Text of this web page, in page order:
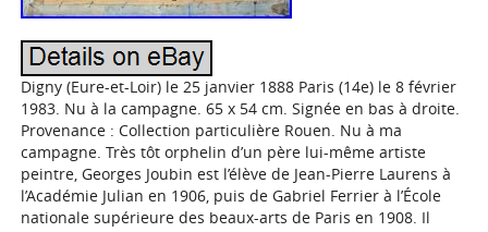
Digny (Eure-et-Loir) le 25 janvier 1888 Paris (14e) le 8 février
1983. Nu à la campagne. 65 x 54 cm. Signée en bas à droite.
Provenance : Collection particulière Rouen. Nu à ma
campagne. Très tôt orphelin d’un père lui-même artiste
peintre, Georges Joubin est l’élève de Jean-Pierre Laurens à
l’Académie Julian en 1906, puis de Gabriel Ferrier à l’École
nationale supérieure des beaux-arts de Paris en 1908. Il